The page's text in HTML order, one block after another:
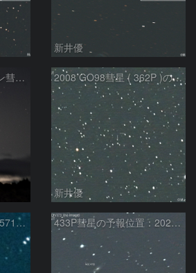
新井優
オールドレンズでレモン彗星11/9 2008 GO98彗星 ( 362P )の予報位置：2025/09/25
新井優
362P（2008 GO98 = 457175） 433P彗星の予報位置：2025/05/04